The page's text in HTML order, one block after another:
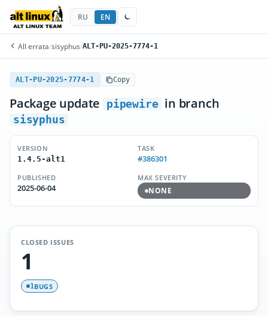
RU EN
All errata/sisyphus/ALT-PU-2025-7774-1
ALT-PU-2025-7774-1 Copy
Package update pipewire in branch
sisyphus
VERSION
1.4.5-alt1
TASK
#386301
PUBLISHED
2025-06-04
MAX SEVERITY
NONE
CLOSED ISSUES
1
1BUGS